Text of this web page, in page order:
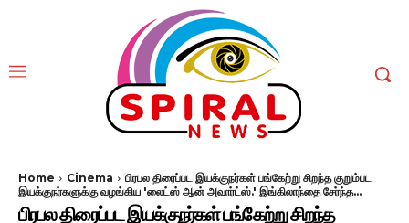
Home Cinema
பிரபல திரைப்பட இயக்குநர்கள் பங்கேற்று சிறந்த குறும்பட
இயக்குநர்களுக்கு வழங்கிய 'லைட்ஸ் ஆன் அவார்ட்ஸ்.' இங்கிலாந்தை சேர்ந்த...
பிரபல திரைப்பட இயக்குநர்கள் பங்கேற்று சிறந்த